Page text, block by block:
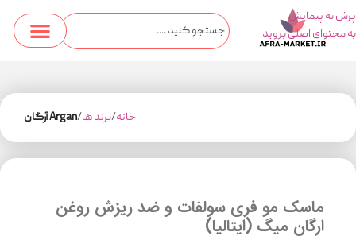
پرش به پیمایش
به محتوای اصلی بروید
خانه برند ها Argan آرگان
ماسک مو فری سولفات و ضد ریزش روغن
ارگان میگ ‌(ایتالیا)